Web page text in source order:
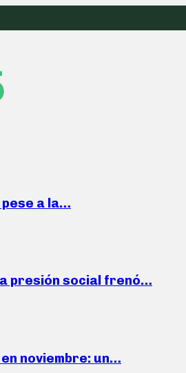
a la…
presión social frenó…
noviembre: un…